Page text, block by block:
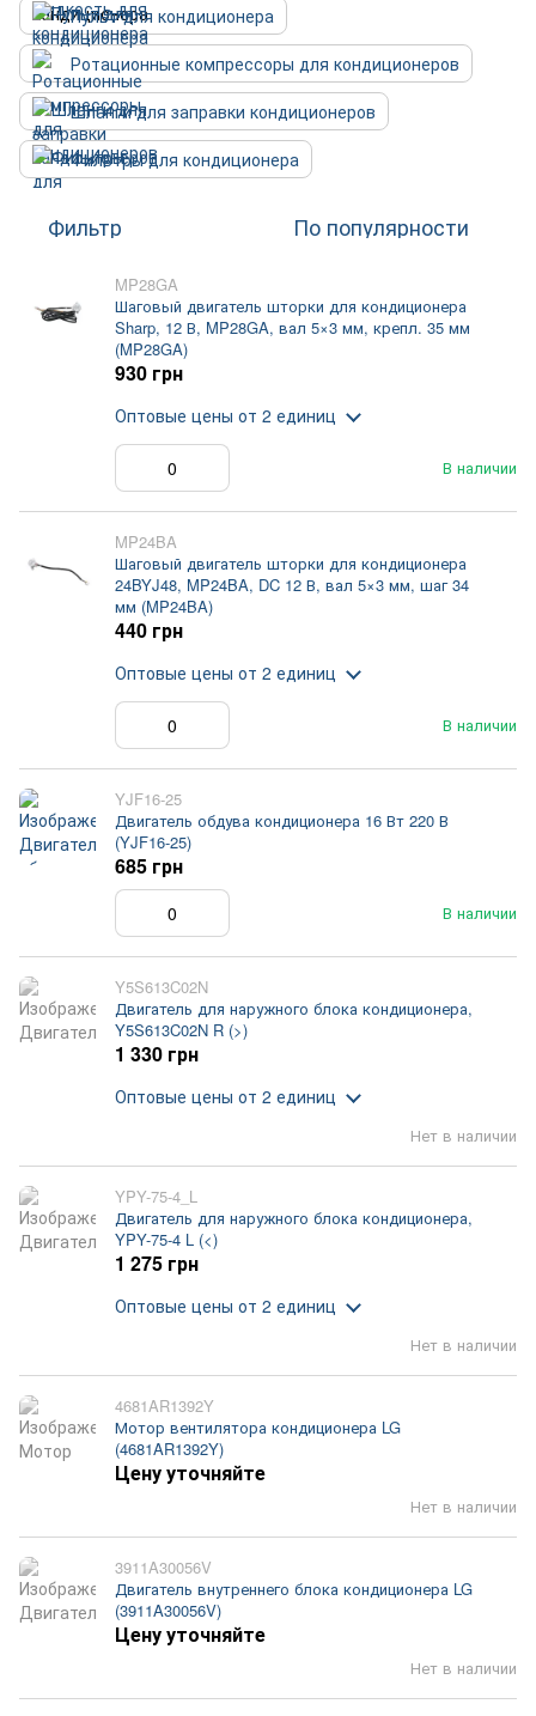
Пульт для кондиционера
Ротационные компрессоры для кондиционеров
Шланги для заправки кондиционеров
Фильтры для кондиционера
Фильтр По популярности
MP28GA
Шаговый двигатель шторки для кондиционера
Sharp, 12 В, MP28GA, вал 5×3 мм, крепл. 35 мм
(MP28GA)
В наличии
930 грн
Оптовые цены от 2 единиц
MP24BA
Шаговый двигатель шторки для кондиционера
24BYJ48, MP24BA, DC 12 В, вал 5×3 мм, шаг 34
мм (MP24BA)
В наличии
440 грн
Оптовые цены от 2 единиц
YJF16-25
Двигатель обдува кондиционера 16 Вт 220 В
(YJF16-25)
В наличии
685 грн
Y5S613C02N
Двигатель для наружного блока кондиционера,
Y5S613C02N R (>)
Нет в наличии
1 330 грн
Оптовые цены от 2 единиц
YPY-75-4_L
Двигатель для наружного блока кондиционера,
YPY-75-4 L (<)
Нет в наличии
1 275 грн
Оптовые цены от 2 единиц
4681AR1392Y
Мотор вентилятора кондиционера LG
(4681AR1392Y)
Нет в наличии
Цену уточняйте
3911A30056V
Двигатель внутреннего блока кондиционера LG
(3911A30056V)
Нет в наличии
Цену уточняйте